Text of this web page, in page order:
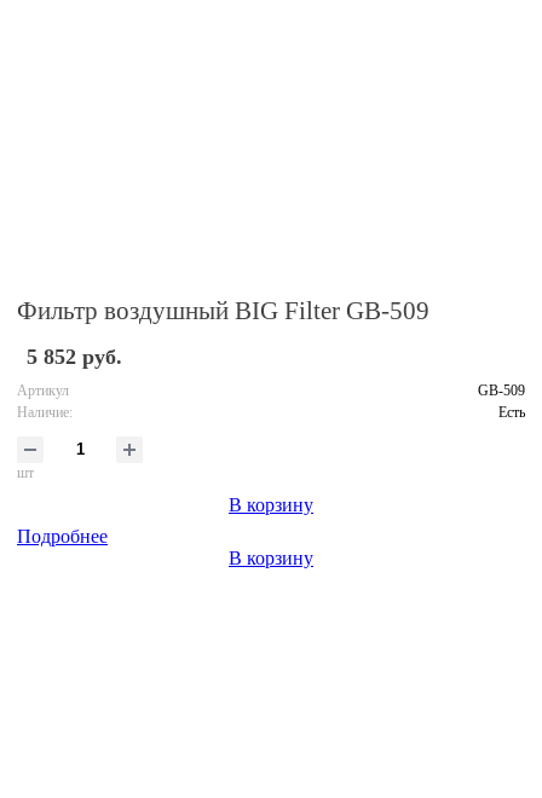
Фильтр воздушный BIG Filter GB-509
5 852 руб.
Артикул
GB-509
Наличие:
Есть
шт
В корзину
Подробнее
В корзину